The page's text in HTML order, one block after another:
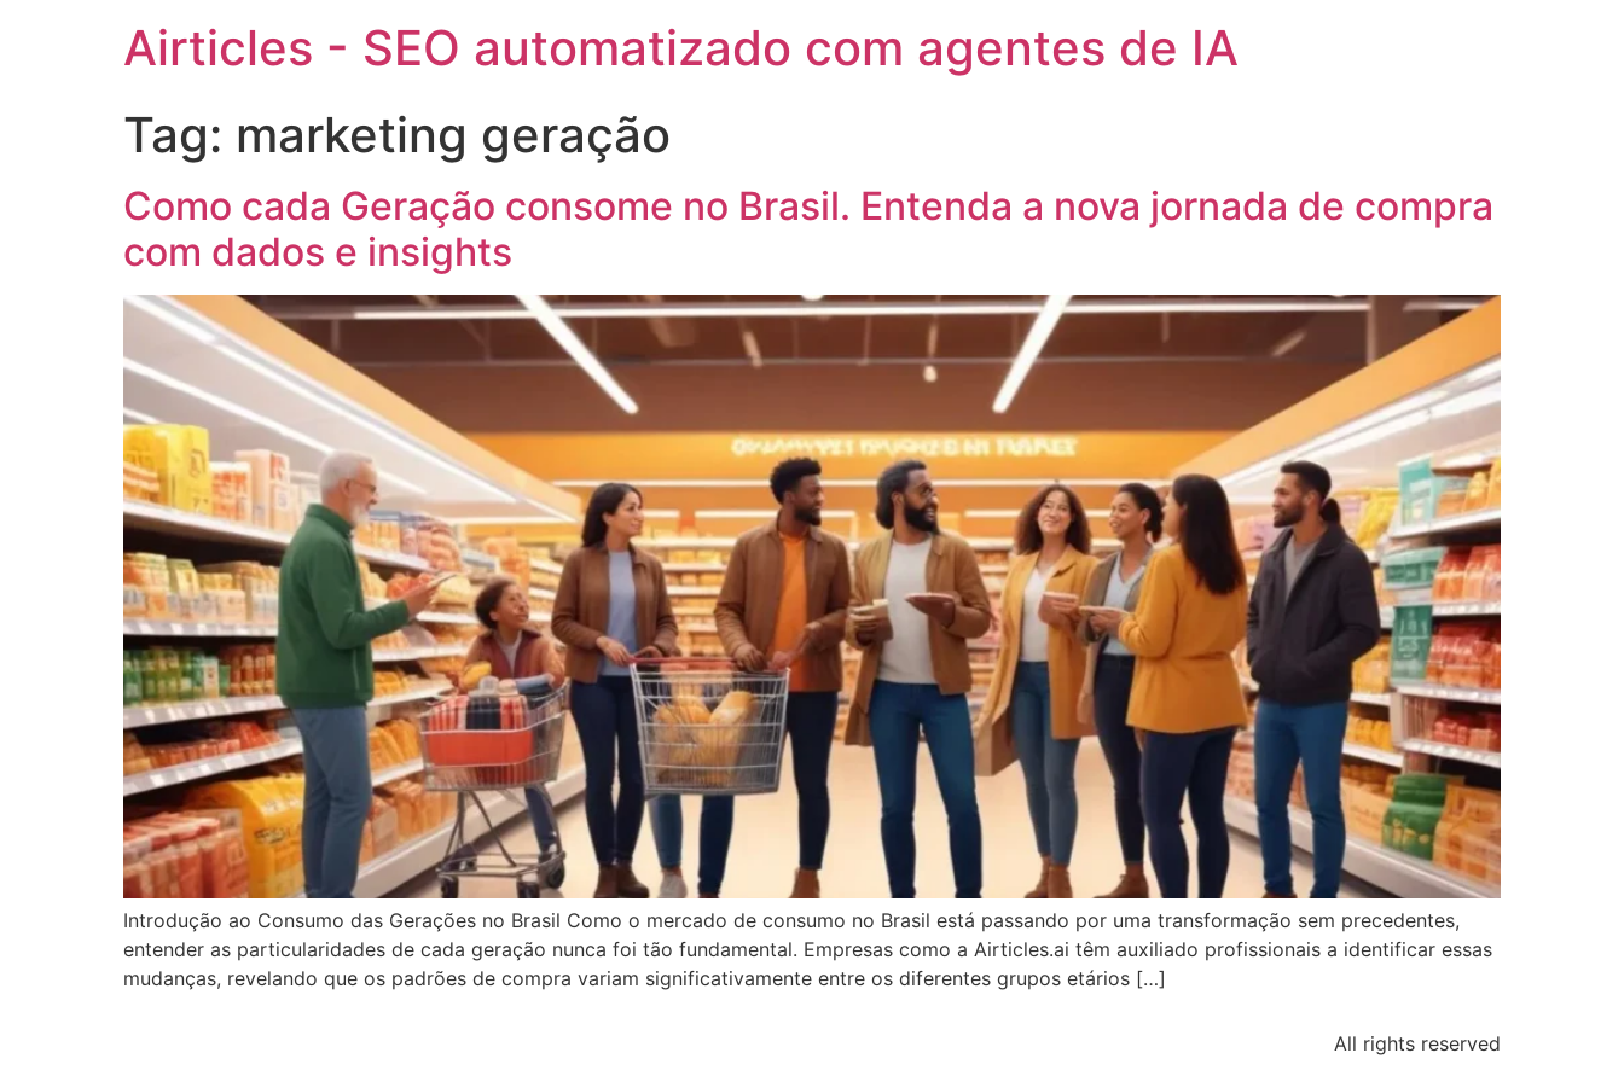
Airticles - SEO automatizado com agentes de IA
Tag: marketing geração
Como cada Geração consome no Brasil. Entenda a nova jornada de compra
com dados e insights
Introdução ao Consumo das Gerações no Brasil Como o mercado de consumo no Brasil está passando por uma transformação sem precedentes,
entender as particularidades de cada geração nunca foi tão fundamental. Empresas como a Airticles.ai têm auxiliado profissionais a identificar essas
mudanças, revelando que os padrões de compra variam significativamente entre os diferentes grupos etários […]
All rights reserved